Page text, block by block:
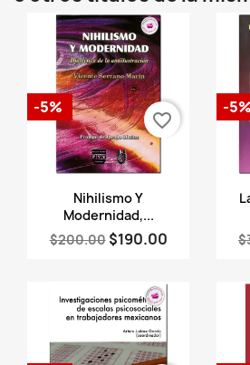
Vista rápida
Nihilismo Y
Modernidad,...
$200.00 $190.00
-5%
favorite_border
-5%